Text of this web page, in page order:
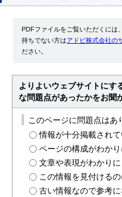
PDFファイルをご覧いただくには
持ちでない方はアドビ株式会社の
ださい。
よりよいウェブサイトにす
な問題点があったかをお聞
このページに問題点はあ
情報が十分掲載され
ページの構成がわか
文章や表現がわかり
この情報を見付ける
古い情報なので参考